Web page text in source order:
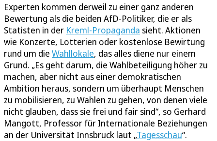
Experten kommen derweil zu einer ganz anderen
Bewertung als die beiden AfD-Politiker, die er als
Statisten in der Kreml-Propaganda sieht. Aktionen
wie Konzerte, Lotterien oder kostenlose Bewirtung
rund um die Wahllokale, das alles diene nur einem
Grund. „Es geht darum, die Wahlbeteiligung höher zu
machen, aber nicht aus einer demokratischen
Ambition heraus, sondern um überhaupt Menschen
zu mobilisieren, zu Wahlen zu gehen, von denen viele
nicht glauben, dass sie frei und fair sind“, so Gerhard
Mangott, Professor für Internationale Beziehungen
an der Universität Innsbruck laut „Tagesschau“.